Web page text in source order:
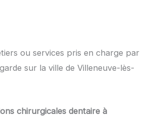
ou services pris en charge par
sur la ville de Villeneuve-lès-
chirurgicales dentaire à